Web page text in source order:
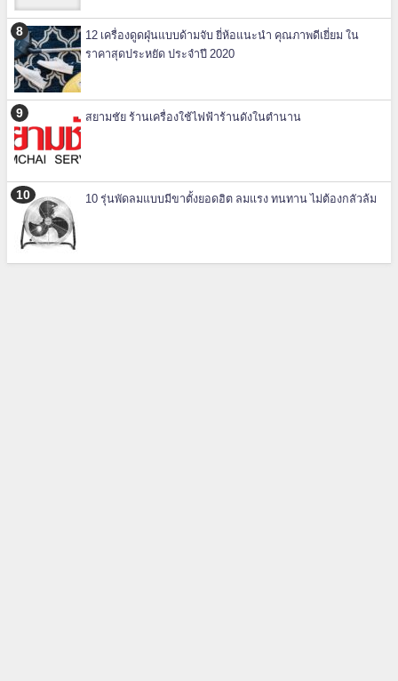
12 เครื่องดูดฝุ่นแบบด้ามจับ ยี่ห้อแนะนำ คุณภาพดีเยี่ยม ใน
ราคาสุดประหยัด ประจำปี 2020
สยามชัย ร้านเครื่องใช้ไฟฟ้าร้านดังในตำนาน
10 รุ่นพัดลมแบบมีขาตั้งยอดฮิต ลมแรง ทนทาน ไม่ต้องกลัวล้ม